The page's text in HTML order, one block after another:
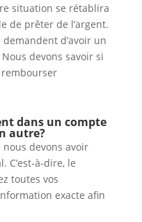
situation se rétablira
de prêter de l’argent.
d’avoir un
devons savoir si
dans un compte
autre?
devons avoir
C’est-à-dire, le
toutes vos
exacte afin